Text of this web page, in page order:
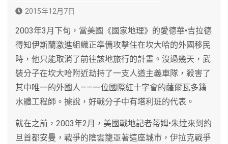
2015年12月7日
2003年3月下旬，當美國《國家地理》的愛德華•吉拉德
得知伊斯蘭激進組織正準備攻擊住在坎大哈的外國移民
時，他只能取消了前往該地旅行的計畫。沒過幾天，武
裝分子在坎大哈附近劫持了一支人道主義車隊，殺害了
其中唯一的外國人——一位國際紅十字會的薩爾瓦多籍
水體工程師。據說，好戰分子中有塔利班的代表。
就在之前，2003年2月，美國戰地記者蒂姆•朱達來到約
旦首都安曼，戰爭的陰雲籠罩著這座城市，伊拉克戰爭